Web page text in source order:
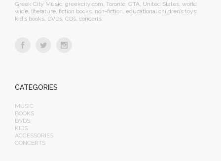
Greek City Music, greekcity.com, Toronto, GTA, United States, world
wide, literature, fiction books, non-fiction, educational children’s toys,
kid’s books, DVDs, CDs, concerts
CATEGORIES
MUSIC
BOOKS
DVDS
KIDS
ACCESSORIES
CONCERTS